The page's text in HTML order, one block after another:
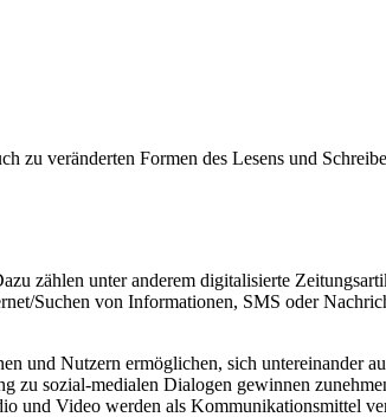
zu veränderten Formen des Lesens und
zählen unter anderem digitalisierte
Suchen von Informationen, SMS oder
und Nutzern ermöglichen, sich untereinander
zu sozial-medialen Dialogen gewinnen
und Video werden als Kommunikationsmittel